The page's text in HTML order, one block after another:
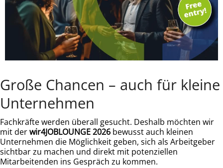
Große Chancen – auch für kleine
Unternehmen
Fachkräfte werden überall gesucht. Deshalb möchten wir
mit derwir4JOBLOUNGE 2026 bewusst auch kleinen
Unternehmen die Möglichkeit geben, sich als Arbeitgeber
sichtbar zu machen und direkt mit potenziellen
Mitarbeitenden ins Gespräch zu kommen.